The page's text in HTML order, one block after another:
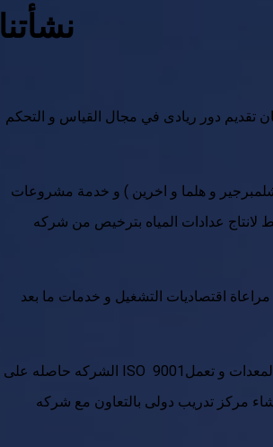
نشأتنا
غرض الشركة كان تقديم دور ريادى في مجال القياس و التحكم
و هلما و اخرين ) و خدمة مشروعات
و الشرق الأوسط لانتاج عدادات المياه بترخيص من شركه
اقتصاديات التشغيل و خدمات ما بعد
الشركه حاصله على ISO 9001و العديد من الشهادات الأخرى و مصنفه كمقاول كهرومكانيكى من الدرجه الاولى و بها مركزخدمه معتمد مجهز باحدث المعدات و تعمل
مركز تدريب دولى بالتعاون مع شركه